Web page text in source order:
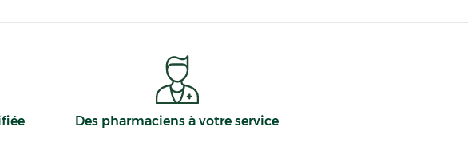
Des pharmaciens à votre service